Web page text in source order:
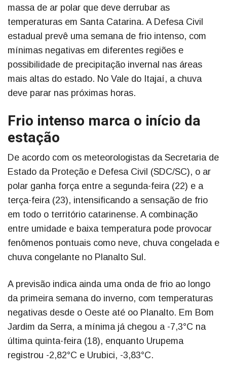
massa de ar polar que deve derrubar as
temperaturas em Santa Catarina. A Defesa Civil
estadual prevê uma semana de frio intenso, com
mínimas negativas em diferentes regiões e
possibilidade de precipitação invernal nas áreas
mais altas do estado. No Vale do Itajaí, a chuva
deve parar nas próximas horas.
Frio intenso marca o início da
estação
De acordo com os meteorologistas da Secretaria de
Estado da Proteção e Defesa Civil (SDC/SC), o ar
polar ganha força entre a segunda-feira (22) e a
terça-feira (23), intensificando a sensação de frio
em todo o território catarinense. A combinação
entre umidade e baixa temperatura pode provocar
fenômenos pontuais como neve, chuva congelada e
chuva congelante no Planalto Sul.
A previsão indica ainda uma onda de frio ao longo
da primeira semana do inverno, com temperaturas
negativas desde o Oeste até oo Planalto. Em Bom
Jardim da Serra, a mínima já chegou a -7,3°C na
última quinta-feira (18), enquanto Urupema
registrou -2,82°C e Urubici, -3,83°C.